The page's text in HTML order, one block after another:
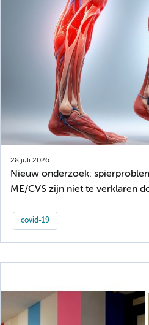
28 juli 2026
Nieuw onderzoek:
ME/CVS zijn niet te verklaren
covid-19